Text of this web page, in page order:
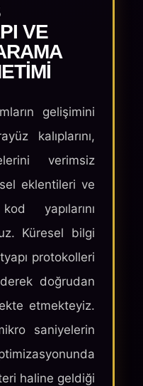
VE
gelişimini
kalıplarını,
verimsiz
eklentileri ve
yapılarını
Küresel bilgi
protokolleri
doğrudan
etmekteyiz.
saniyelerin
haline geldiği